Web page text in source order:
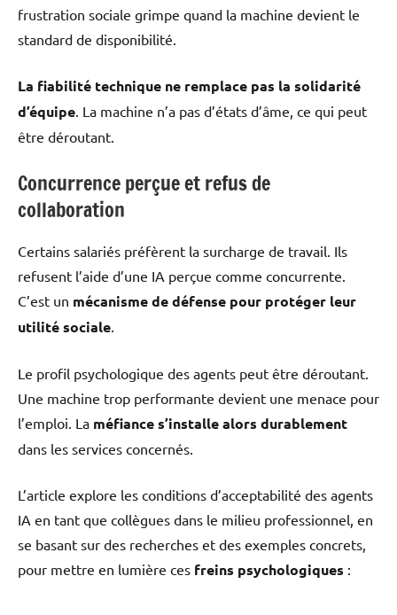
frustration sociale grimpe quand la machine devient le
standard de disponibilité.
La fiabilité technique ne remplace pas la solidarité
d’équipe. La machine n’a pas d’états d’âme, ce qui peut
être déroutant.
Concurrence perçue et refus de
collaboration
Certains salariés préfèrent la surcharge de travail. Ils
refusent l’aide d’une IA perçue comme concurrente.
C’est un mécanisme de défense pour protéger leur
utilité sociale
Le profil psychologique des agents peut être déroutant.
Une machine trop performante devient une menace pour
l’emploi. La méfiance s’installe alors durablement
dans les services concernés.
L’article explore les conditions d’acceptabilité des agents
IA en tant que collègues dans le milieu professionnel, en
se basant sur des recherches et des exemples concrets,
pour mettre en lumière ces freins psychologiques :